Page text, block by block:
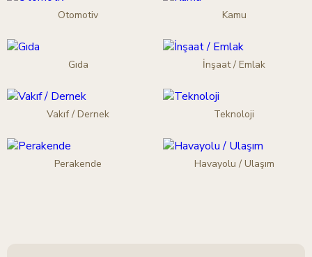
Otomotiv Kamu
Gıda İnşaat / Emlak
Vakıf / Dernek Teknoloji
Perakende Havayolu / Ulaşım